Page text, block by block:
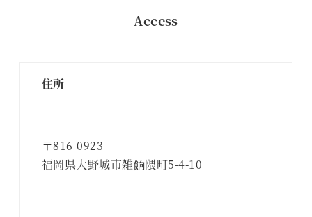
Access
住所
〒816-0923
福岡県大野城市雑餉隈町5-4-10